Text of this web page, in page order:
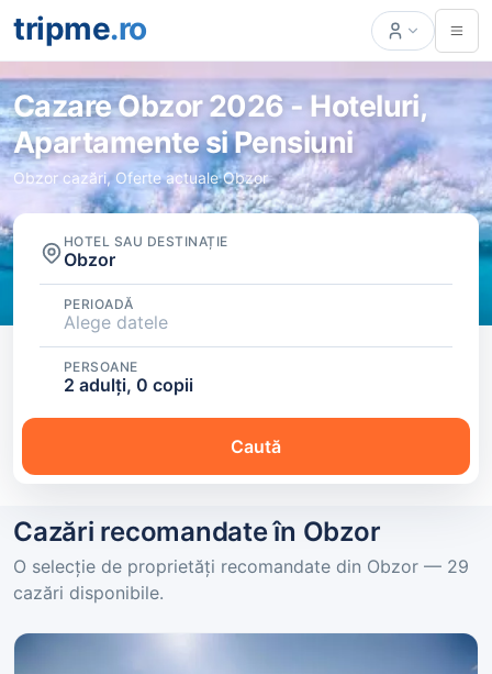
tripme.ro
Cazare Obzor 2026 - Hoteluri,
Apartamente si Pensiuni
Obzor cazări, Oferte actuale Obzor
HOTEL SAU DESTINAȚIE
Obzor
PERIOADĂ
Alege datele
PERSOANE
2 adulți, 0 copii
Caută
Cazări recomandate în Obzor
O selecție de proprietăți recomandate din Obzor — 29
cazări disponibile.